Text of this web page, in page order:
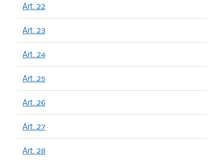
Art. 22
Art. 23
Art. 24
Art. 25
Art. 26
Art. 27
Art. 28